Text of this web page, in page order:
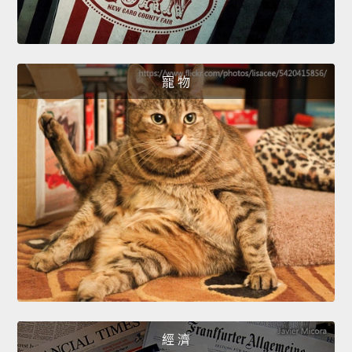
寵 物
經 濟